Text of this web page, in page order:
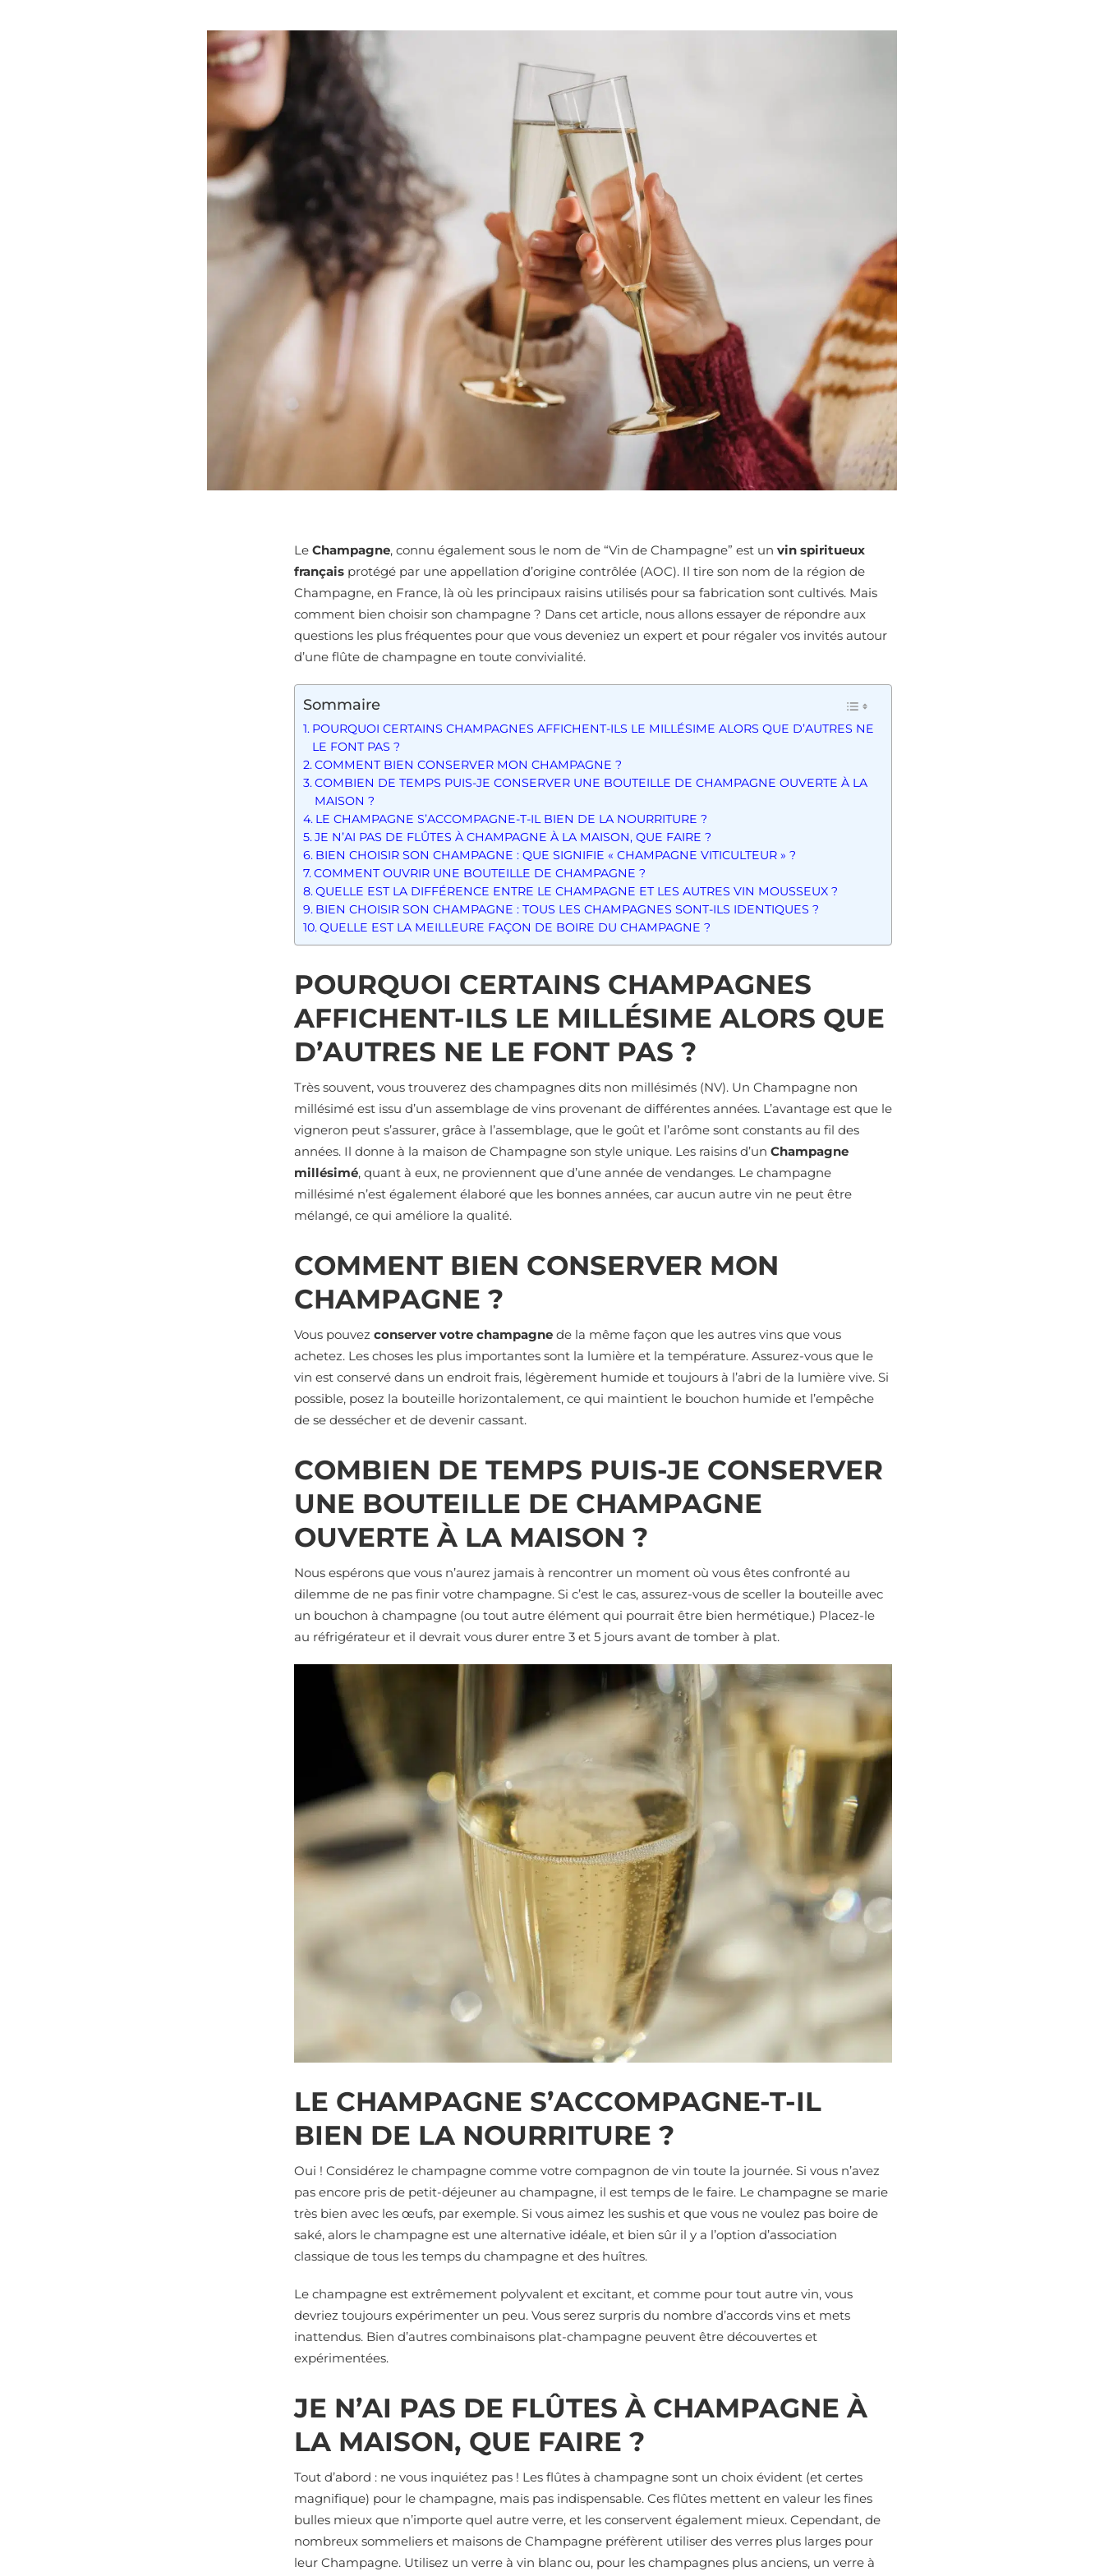
Le Champagne, connu également sous le nom de “Vin de Champagne” est un vin spiritueux
français protégé par une appellation d’origine contrôlée (AOC). Il tire son nom de la région de
Champagne, en France, là où les principaux raisins utilisés pour sa fabrication sont cultivés. Mais
comment bien choisir son champagne ? Dans cet article, nous allons essayer de répondre aux
questions les plus fréquentes pour que vous deveniez un expert et pour régaler vos invités autour
d’une flûte de champagne en toute convivialité.
Sommaire
POURQUOI CERTAINS CHAMPAGNES AFFICHENT-ILS LE MILLÉSIME ALORS QUE D’AUTRES NE
LE FONT PAS ?
COMMENT BIEN CONSERVER MON CHAMPAGNE ?
COMBIEN DE TEMPS PUIS-JE CONSERVER UNE BOUTEILLE DE CHAMPAGNE OUVERTE À LA
MAISON ?
LE CHAMPAGNE S’ACCOMPAGNE-T-IL BIEN DE LA NOURRITURE ?
JE N’AI PAS DE FLÛTES À CHAMPAGNE À LA MAISON, QUE FAIRE ?
BIEN CHOISIR SON CHAMPAGNE : QUE SIGNIFIE « CHAMPAGNE VITICULTEUR » ?
COMMENT OUVRIR UNE BOUTEILLE DE CHAMPAGNE ?
QUELLE EST LA DIFFÉRENCE ENTRE LE CHAMPAGNE ET LES AUTRES VIN MOUSSEUX ?
BIEN CHOISIR SON CHAMPAGNE : TOUS LES CHAMPAGNES SONT-ILS IDENTIQUES ?
QUELLE EST LA MEILLEURE FAÇON DE BOIRE DU CHAMPAGNE ?
POURQUOI CERTAINS CHAMPAGNES
AFFICHENT-ILS LE MILLÉSIME ALORS QUE
D’AUTRES NE LE FONT PAS ?
Très souvent, vous trouverez des champagnes dits non millésimés (NV). Un Champagne non
millésimé est issu d’un assemblage de vins provenant de différentes années. L’avantage est que le
vigneron peut s’assurer, grâce à l’assemblage, que le goût et l’arôme sont constants au fil des
années. Il donne à la maison de Champagne son style unique. Les raisins d’un Champagne
millésimé, quant à eux, ne proviennent que d’une année de vendanges. Le champagne
millésimé n’est également élaboré que les bonnes années, car aucun autre vin ne peut être
mélangé, ce qui améliore la qualité.
COMMENT BIEN CONSERVER MON
CHAMPAGNE ?
Vous pouvez conserver votre champagne de la même façon que les autres vins que vous
achetez. Les choses les plus importantes sont la lumière et la température. Assurez-vous que le
vin est conservé dans un endroit frais, légèrement humide et toujours à l’abri de la lumière vive. Si
possible, posez la bouteille horizontalement, ce qui maintient le bouchon humide et l’empêche
de se dessécher et de devenir cassant.
COMBIEN DE TEMPS PUIS-JE CONSERVER
UNE BOUTEILLE DE CHAMPAGNE
OUVERTE À LA MAISON ?
Nous espérons que vous n’aurez jamais à rencontrer un moment où vous êtes confronté au
dilemme de ne pas finir votre champagne. Si c’est le cas, assurez-vous de sceller la bouteille avec
un bouchon à champagne (ou tout autre élément qui pourrait être bien hermétique.) Placez-le
au réfrigérateur et il devrait vous durer entre 3 et 5 jours avant de tomber à plat.
LE CHAMPAGNE S’ACCOMPAGNE-T-IL
BIEN DE LA NOURRITURE ?
Oui ! Considérez le champagne comme votre compagnon de vin toute la journée. Si vous n’avez
pas encore pris de petit-déjeuner au champagne, il est temps de le faire. Le champagne se marie
très bien avec les œufs, par exemple. Si vous aimez les sushis et que vous ne voulez pas boire de
saké, alors le champagne est une alternative idéale, et bien sûr il y a l’option d’association
classique de tous les temps du champagne et des huîtres.
Le champagne est extrêmement polyvalent et excitant, et comme pour tout autre vin, vous
devriez toujours expérimenter un peu. Vous serez surpris du nombre d’accords vins et mets
inattendus. Bien d’autres combinaisons plat-champagne peuvent être découvertes et
expérimentées.
JE N’AI PAS DE FLÛTES À CHAMPAGNE À
LA MAISON, QUE FAIRE ?
Tout d’abord : ne vous inquiétez pas ! Les flûtes à champagne sont un choix évident (et certes
magnifique) pour le champagne, mais pas indispensable. Ces flûtes mettent en valeur les fines
bulles mieux que n’importe quel autre verre, et les conservent également mieux. Cependant, de
nombreux sommeliers et maisons de Champagne préfèrent utiliser des verres plus larges pour
leur Champagne. Utilisez un verre à vin blanc ou, pour les champagnes plus anciens, un verre à